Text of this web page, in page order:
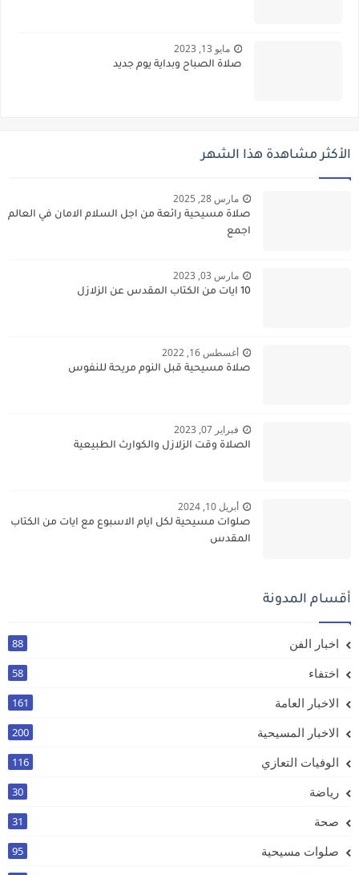
مايو 13, 2023
صلاة الصباح وبداية يوم جديد
الأكثر مشاهدة هذا الشهر
مارس 28, 2025
صلاة مسيحية رائعة من اجل السلام الامان في العالم
اجمع
مارس 03, 2023
10 ايات من الكتاب المقدس عن الزلازل
أغسطس 16, 2022
صلاة مسيحية قبل النوم مريحة للنفوس
فبراير 07, 2023
الصلاة وقت الزلازل والكوارث الطبيعية
أبريل 10, 2024
صلوات مسيحية لكل ايام الاسبوع مع ايات من الكتاب
المقدس
أقسام المدونة
اخبار الفن 88
اختفاء 58
الاخبار العامة 161
الاخبار المسيحية 200
الوفيات التعازي 116
رياضة 30
صحة 31
صلوات مسيحية 95